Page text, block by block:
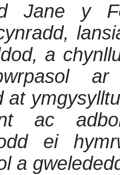
Jane y
a
ar
at
ac
ei
a